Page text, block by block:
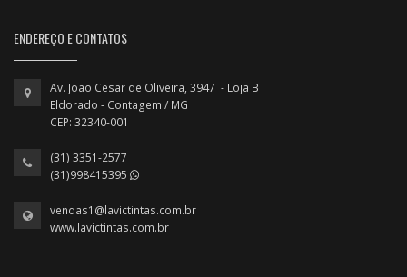
ENDEREÇO E CONTATOS
Av. João Cesar de Oliveira, 3947 - Loja B
Eldorado - Contagem / MG
CEP: 32340-001
(31) 3351-2577
(31)998415395
vendas1@lavictintas.com.br
www.lavictintas.com.br